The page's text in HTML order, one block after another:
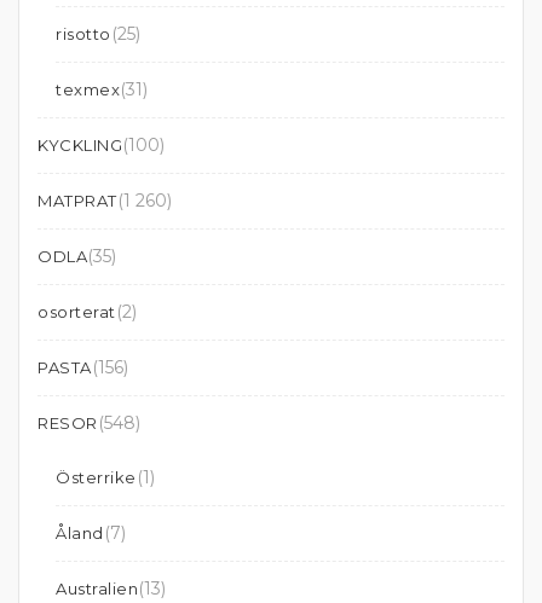
risotto (25)
texmex(31)
KYCKLING(100)
MATPRAT(1 260)
ODLA(35)
osorterat (2)
PASTA(156)
RESOR (548)
Österrike (1)
Åland (7)
Australien(13)